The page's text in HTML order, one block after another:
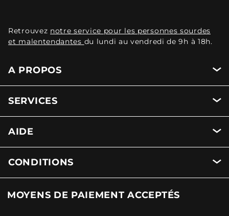
Retrouvez notre service pour les personnes sourdes
et malentendantes du lundi au vendredi de 9h à 18h.
A PROPOS
SERVICES
AIDE
CONDITIONS
MOYENS DE PAIEMENT ACCEPTÉS